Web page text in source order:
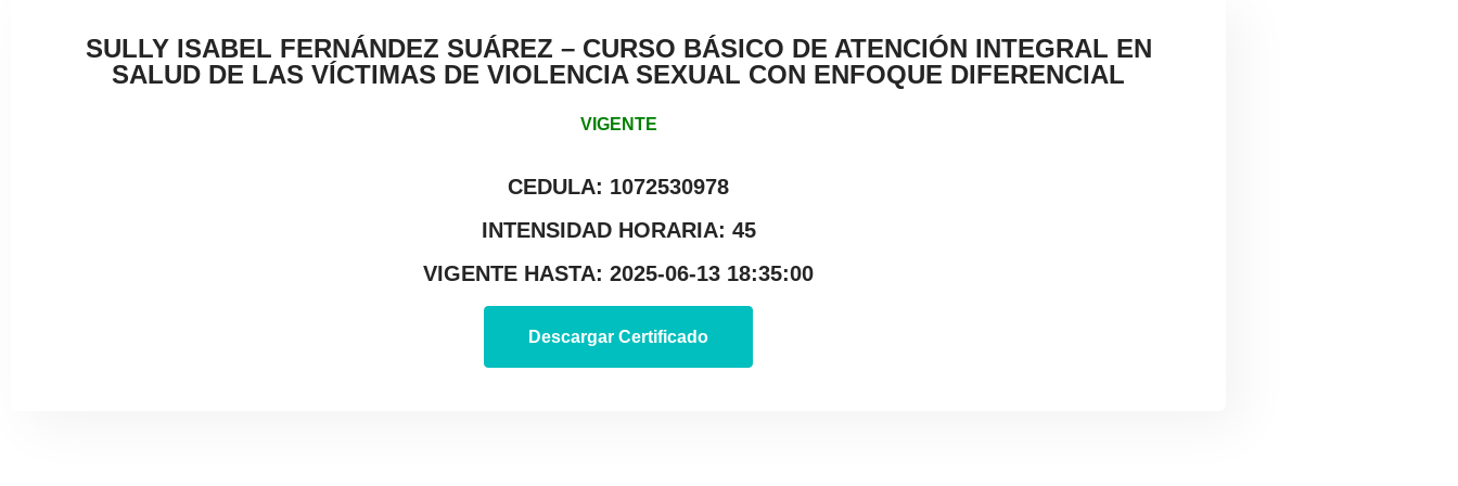
SULLY ISABEL FERNÁNDEZ SUÁREZ – CURSO BÁSICO DE ATENCIÓN INTEGRAL EN
SALUD DE LAS VÍCTIMAS DE VIOLENCIA SEXUAL CON ENFOQUE DIFERENCIAL
VIGENTE
CEDULA: 1072530978
INTENSIDAD HORARIA: 45
VIGENTE HASTA: 2025-06-13 18:35:00
Descargar Certificado